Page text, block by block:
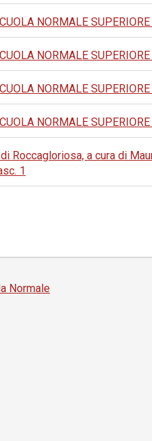
NORMALE
NORMALE
NORMALE
NORMALE
Roccagloriosa, a cura di
1
Normale